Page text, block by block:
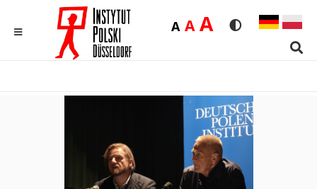
Rozmiar
ADomyślna
AŚrednia
ADużaWersja